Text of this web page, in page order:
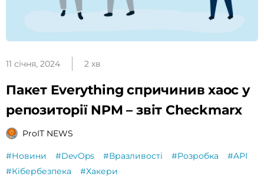
11 січня, 2024 2 хв
Пакет Everything спричинив хаос у
репозиторії NPM – звіт Checkmarx
ProIT NEWS
#Новини #DevOps #Вразливості #Розробка
#API
#Кібербезпека
#Хакери